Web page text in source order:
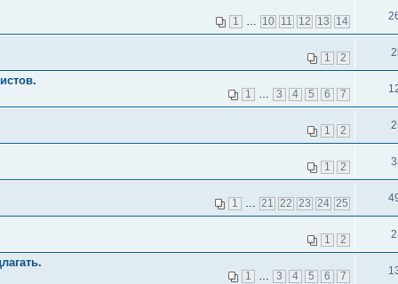
1 … 10 11 12 13 14
1 2
1 … 3 4 5 6 7
1 2
1 2
1 … 21 22 23 24 25
1 2
1 … 3 4 5 6 7